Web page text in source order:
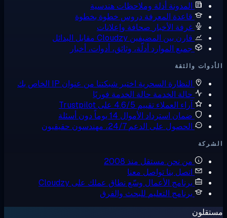
المدونةأدلة وملاحظات هندسية
قاعدة المعرفة دروس خطوة بخطوة
غرفة الأخبارصحافة وإعلانات
قارن بين المضيفينCloudzy مقابل البدائل
جميع الموارد أدلّة، وثائق، أدوات، أخبار
والثقة
النظارة السحريةاختبر شبكتنا من عنوان IP الخاص بك
حالة الخدمةحالة الخدمة فوريًا
آراء العملاءتقييم 4.6/5 على Trustpilot
ضمان استرداد الأموال14 يوماً دون أسئلة
الحصول على الدعم 24/7، مهندسون حقيقيون
من نحنمستقل منذ 2008
اتصل بنا تواصل معنا
برنامج الأعمالوسّع نطاق عملك على Cloudzy
برنامج التعليمللبحث والفرق